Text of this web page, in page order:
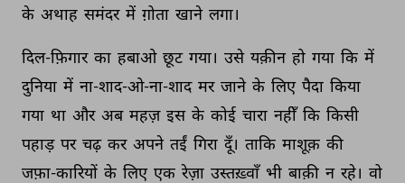
के अथाह समंदर में ग़ोता खाने लगा।
दिल-फ़िगार का हबाओ छूट गया। उसे यक़ीन हो गया कि में
दुनिया में ना-शाद-ओ-ना-शाद मर जाने के लिए पैदा किया
गया था और अब महज़ इस के कोई चारा नहीँ कि किसी
पहाड़ पर चढ़ कर अपने तईं गिरा दूँ। ताकि माशूक़ की
जफ़ा-कारियों के लिए एक रेज़ा उस्तख़्वाँ भी बाक़ी न रहे। वो